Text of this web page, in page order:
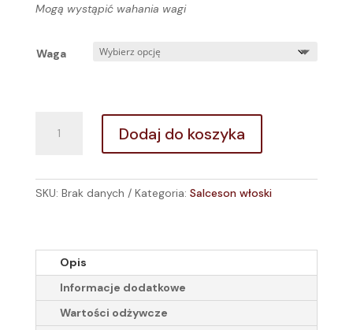
Mogą wystąpić wahania wagi
Waga
Salceson
Dodaj do koszyka
SKU: Brak danych Kategoria: Salceson włoski
Opis
Informacje dodatkowe
Wartości odżywcze